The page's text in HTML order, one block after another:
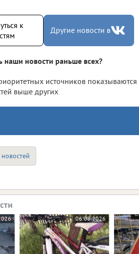
к
Другие новости в
наши новости раньше всех?
источников показываются
выше других
06.08.2026